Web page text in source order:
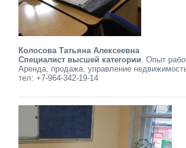
Колосова Татьяна Алексеевна
Специалист высшей категории . Опыт
Аренда, продажа, управление
тел: +7-964-342-19-14